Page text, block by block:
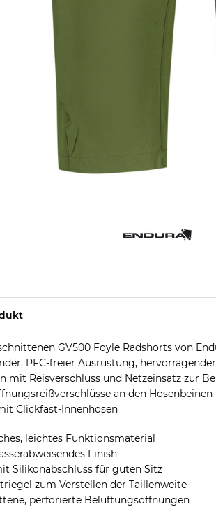
GV500 Foyle Radshorts von
PFC-freier Ausrüstung,
mit Reisverschluss und Netzeinsatz zur
an den Hosenbeinen
Clickfast-Innenhosen
leichtes Funktionsmaterial
Finish
Silikonabschluss für guten Sitz
zum Verstellen der Taillenweite
perforierte Belüftungsöffnungen